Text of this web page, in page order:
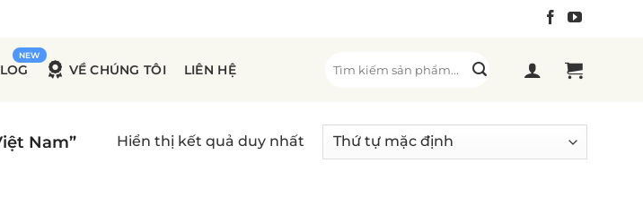
VỀ CHÚNG TÔI LIÊN HỆ
kiếm:
Nam” Hiển thị kết quả duy nhất